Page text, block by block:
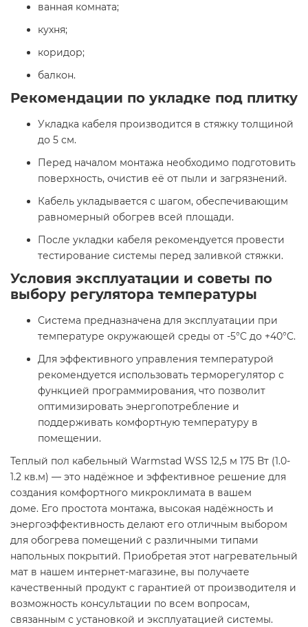
ванная комната;​
кухня;​
коридор;​
балкон.​
Рекомендации по укладке под плитку
Укладка кабеля производится в стяжку толщиной
до 5 см.​
Перед началом монтажа необходимо подготовить
поверхность, очистив её от пыли и загрязнений.​
Кабель укладывается с шагом, обеспечивающим
равномерный обогрев всей площади.​
После укладки кабеля рекомендуется провести
тестирование системы перед заливкой стяжки.​
Условия эксплуатации и советы по
выбору регулятора температуры
Система предназначена для эксплуатации при
температуре окружающей среды от -5°C до +40°C.​
Для эффективного управления температурой
рекомендуется использовать терморегулятор с
функцией программирования, что позволит
оптимизировать энергопотребление и
поддерживать комфортную температуру в
помещении.​
Теплый пол кабельный Warmstad WSS 12,5 м 175 Вт (1.0-
1.2 кв.м) — это надёжное и эффективное решение для
создания комфортного микроклимата в вашем
доме. Его простота монтажа, высокая надёжность и
энергоэффективность делают его отличным выбором
для обогрева помещений с различными типами
напольных покрытий. Приобретая этот нагревательный
мат в нашем интернет-магазине, вы получаете
качественный продукт с гарантией от производителя и
возможность консультации по всем вопросам,
связанным с установкой и эксплуатацией системы.​